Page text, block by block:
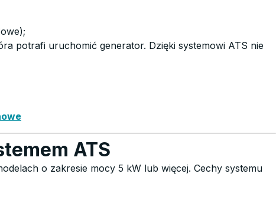
potrafi uruchomić generator. Dzięki systemowi ATS nie
ATS
o zakresie mocy 5 kW lub więcej. Cechy systemu